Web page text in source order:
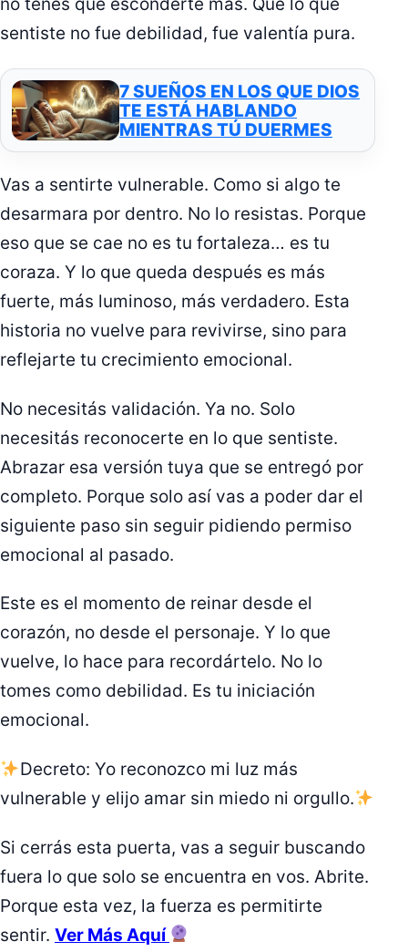
no tenés que esconderte más. Que lo que
sentiste no fue debilidad, fue valentía pura.
7 SUEÑOS EN LOS QUE DIOS
TE ESTÁ HABLANDO
MIENTRAS TÚ DUERMES
Vas a sentirte vulnerable. Como si algo te
desarmara por dentro. No lo resistas. Porque
eso que se cae no es tu fortaleza… es tu
coraza. Y lo que queda después es más
fuerte, más luminoso, más verdadero. Esta
historia no vuelve para revivirse, sino para
reflejarte tu crecimiento emocional.
No necesitás validación. Ya no. Solo
necesitás reconocerte en lo que sentiste.
Abrazar esa versión tuya que se entregó por
completo. Porque solo así vas a poder dar el
siguiente paso sin seguir pidiendo permiso
emocional al pasado.
Este es el momento de reinar desde el
corazón, no desde el personaje. Y lo que
vuelve, lo hace para recordártelo. No lo
tomes como debilidad. Es tu iniciación
emocional.
Decreto: Yo reconozco mi luz más
vulnerable y elijo amar sin miedo ni orgullo.
Si cerrás esta puerta, vas a seguir buscando
fuera lo que solo se encuentra en vos. Abrite.
Porque esta vez, la fuerza es permitirte
sentir. Ver Más Aquí